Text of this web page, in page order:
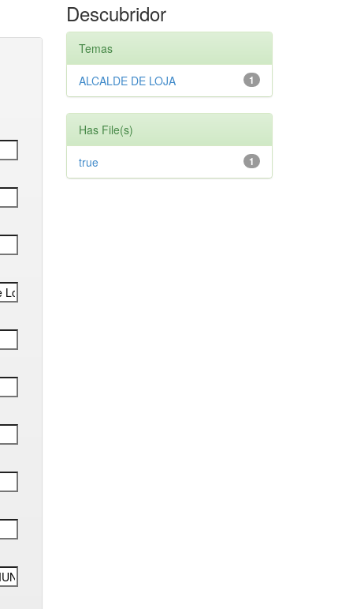
Descubridor
Temas
1
ALCALDE DE LOJA
Has File(s)
1
true